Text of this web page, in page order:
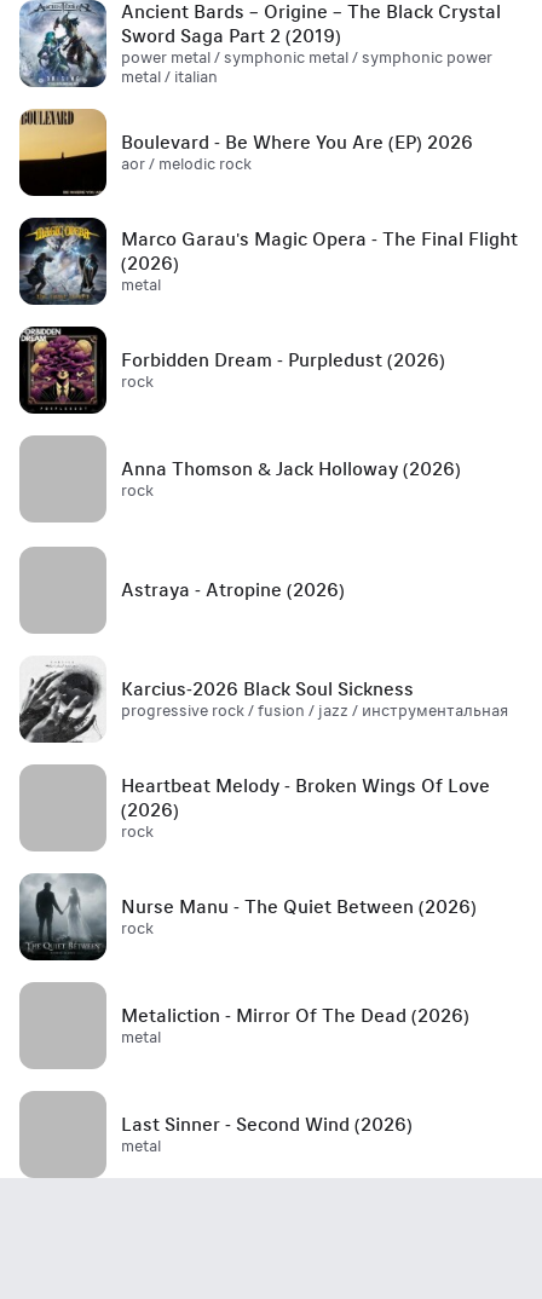
Ancient Bards – Origine – The Black Crystal
Sword Saga Part 2 (2019)
power metal / symphonic metal / symphonic power
metal / italian
Boulevard - Be Where You Are (EP) 2026
aor / melodic rock
Marco Garau's Magic Opera - The Final Flight
(2026)
metal
Forbidden Dream - Purpledust (2026)
rock
Anna Thomson & Jack Holloway (2026)
rock
Astraya - Atropine (2026)
Karcius-2026 Black Soul Sickness
progressive rock / fusion / jazz / инструментальная
Heartbeat Melody - Broken Wings Of Love
(2026)
rock
Nurse Manu - The Quiet Between (2026)
rock
Metaliction - Mirror Of The Dead (2026)
metal
Last Sinner - Second Wind (2026)
metal